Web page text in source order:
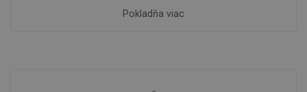
Pokladňa viac